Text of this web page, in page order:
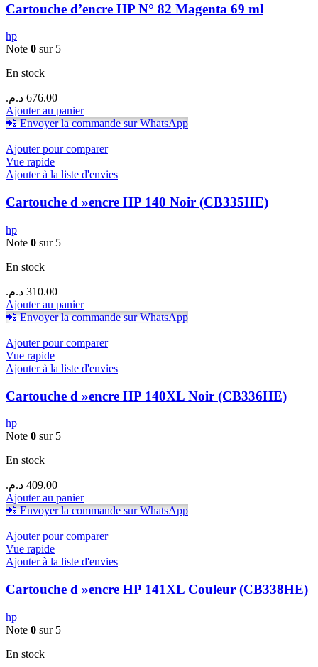
Cartouche d’encre HP N° 82 Magenta 69 ml
hp
Note 0 sur 5
En stock
676.00 د.م.
Ajouter au panier
📲 Envoyer la commande sur WhatsApp
Ajouter pour comparer
Vue rapide
Ajouter à la liste d'envies
Cartouche d »encre HP 140 Noir (CB335HE)
hp
Note 0 sur 5
En stock
310.00 د.م.
Ajouter au panier
📲 Envoyer la commande sur WhatsApp
Ajouter pour comparer
Vue rapide
Ajouter à la liste d'envies
Cartouche d »encre HP 140XL Noir (CB336HE)
hp
Note 0 sur 5
En stock
409.00 د.م.
Ajouter au panier
📲 Envoyer la commande sur WhatsApp
Ajouter pour comparer
Vue rapide
Ajouter à la liste d'envies
Cartouche d »encre HP 141XL Couleur (CB338HE)
hp
Note 0 sur 5
En stock